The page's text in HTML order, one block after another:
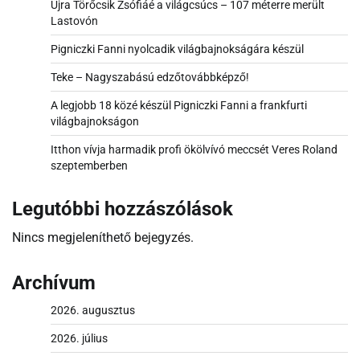
Újra Törőcsik Zsófiáé a világcsúcs – 107 méterre merült
Lastovón
Pigniczki Fanni nyolcadik világbajnokságára készül
Teke – Nagyszabású edzőtovábbképző!
A legjobb 18 közé készül Pigniczki Fanni a frankfurti
világbajnokságon
Itthon vívja harmadik profi ökölvívó meccsét Veres Roland
szeptemberben
Legutóbbi hozzászólások
Nincs megjeleníthető bejegyzés.
Archívum
2026. augusztus
2026. július